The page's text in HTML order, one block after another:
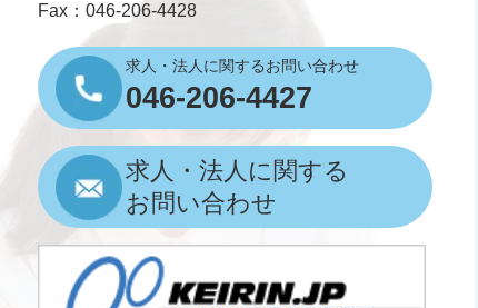
Fax：046-206-4428
求人・法人に関するお問い合わせ
046-206-4427
求人・法人に関する
お問い合わせ